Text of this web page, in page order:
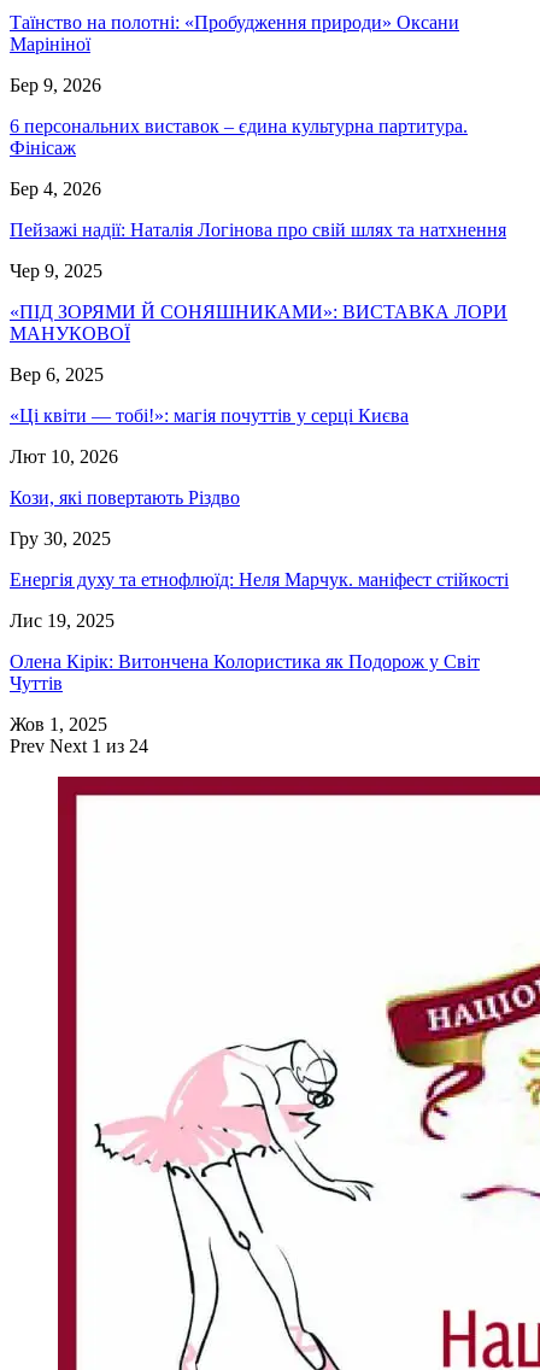
Таїнство на полотні: «Пробудження природи» Оксани
Марініної
Бер 9, 2026
6 персональних виставок – єдина культурна партитура.
Фінісаж
Бер 4, 2026
Пейзажі надії: Наталія Логінова про свій шлях та натхнення
Чер 9, 2025
«ПІД ЗОРЯМИ Й СОНЯШНИКАМИ»: ВИСТАВКА ЛОРИ
МАНУКОВОЇ
Вер 6, 2025
«Ці квіти — тобі!»: магія почуттів у серці Києва
Лют 10, 2026
Кози, які повертають Різдво
Гру 30, 2025
Енергія духу та етнофлюїд: Неля Марчук. маніфест стійкості
Лис 19, 2025
Олена Кірік: Витончена Колористика як Подорож у Світ
Чуттів
Жов 1, 2025
Prev Next 1 из 24